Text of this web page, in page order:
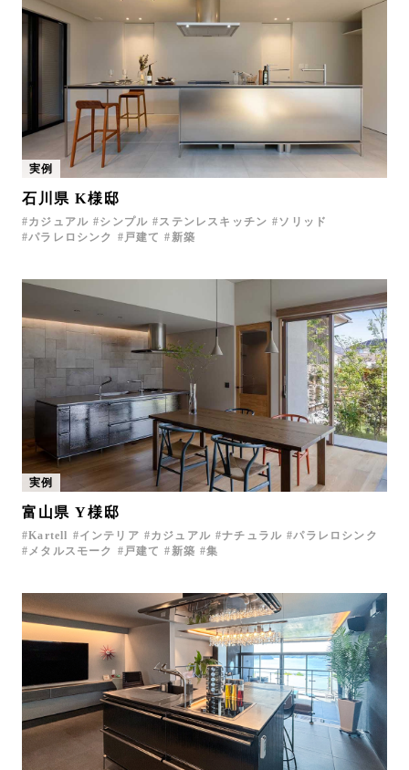
実例
石川県 K様邸
カジュアル シンプル ステンレスキッチン
ソリッド
パラレロシンク
戸建て 新築
実例
富山県 Y様邸
Kartell インテリア カジュアル ナチュラル
パラレロシンク
メタルスモーク
戸建て 新築 集